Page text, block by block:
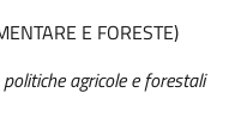
E FORESTE)
agricole e forestali